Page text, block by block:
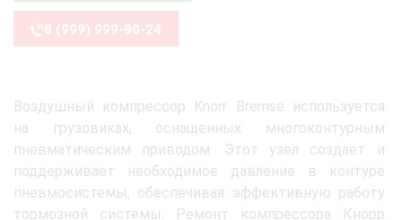
8 (999) 999-90-24
Воздушный компрессор Knorr Bremse используется
на грузовиках, оснащенных многоконтурным
пневматическим приводом. Этот узел создает и
поддерживает необходимое давление в контуре
пневмосистемы, обеспечивая эффективную работу
тормозной системы. Ремонт компрессора Кнорр